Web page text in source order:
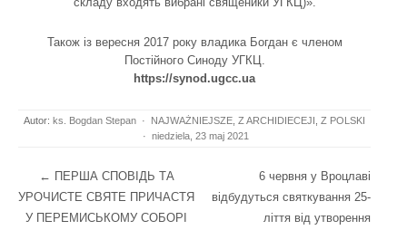
Також із вересня 2017 року владика Богдан є членом
Постійного Синоду УГКЦ.
https://synod.ugcc.ua
Autor: ks. Bogdan Stepan · NAJWAŻNIEJSZE Z ARCHIDIECEJI Z POLSKI
· niedziela, 23 maj 2021
Post navigation
← ПЕРША СПОВІДЬ ТА
УРОЧИСТЕ СВЯТЕ ПРИЧАСТЯ
У ПЕРЕМИСЬКОМУ СОБОРІ
6 червня у Вроцлаві
відбудуться святкування 25-
ліття від утворення